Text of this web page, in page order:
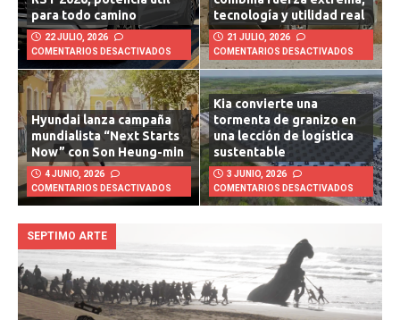
RST 2026, potencia útil
para todo camino
22 JULIO, 2026
COMENTARIOS DESACTIVADOS
combina fuerza extrema,
tecnología y utilidad real
21 JULIO, 2026
COMENTARIOS DESACTIVADOS
Hyundai lanza campaña
mundialista “Next Starts
Now” con Son Heung-min
4 JUNIO, 2026
COMENTARIOS DESACTIVADOS
Kia convierte una
tormenta de granizo en
una lección de logística
sustentable
3 JUNIO, 2026
COMENTARIOS DESACTIVADOS
SEPTIMO ARTE